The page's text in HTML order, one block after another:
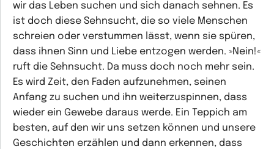
wir das Leben suchen und sich danach sehnen. Es
ist doch diese Sehnsucht, die so viele Menschen
schreien oder verstummen lässt, wenn sie spüren,
dass ihnen Sinn und Liebe entzogen werden. »Nein!«
ruft die Sehnsucht. Da muss doch noch mehr sein.
Es wird Zeit, den Faden aufzunehmen, seinen
Anfang zu suchen und ihn weiterzuspinnen, dass
wieder ein Gewebe daraus werde. Ein Teppich am
besten, auf den wir uns setzen können und unsere
Geschichten erzählen und dann erkennen, dass